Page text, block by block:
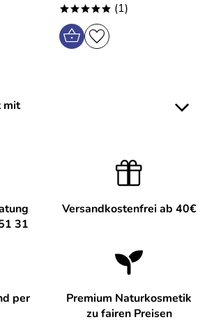
***** (1)
mit
31
Versandkostenfrei ab 40€
per
Premium Naturkosmetik
zu fairen Preisen